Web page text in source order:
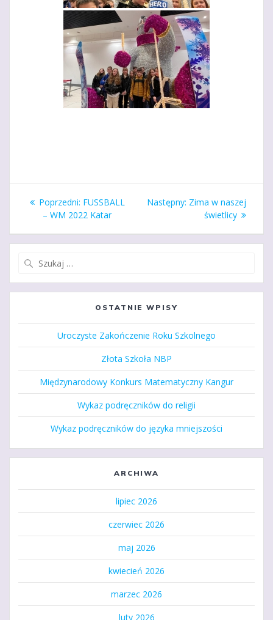
Nawigacja
wpisu
Poprzedni: Poprzedni
wpis:
FUSSBALL
– WM 2022 Katar
Następny: Następny
wpis:
Zima w naszej
świetlicy
OSTATNIE WPISY
Uroczyste Zakończenie Roku Szkolnego
Złota Szkoła NBP
Międzynarodowy Konkurs Matematyczny Kangur
Wykaz podręczników do religii
Wykaz podręczników do języka mniejszości
ARCHIWA
lipiec 2026
czerwiec 2026
maj 2026
kwiecień 2026
marzec 2026
luty 2026